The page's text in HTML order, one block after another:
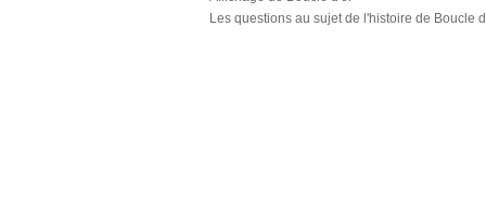
Les questions au sujet de l'histoire de Boucle